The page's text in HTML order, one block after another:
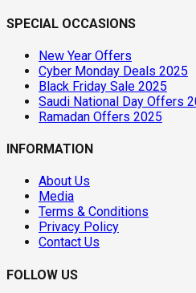
SPECIAL OCCASIONS
New Year Offers
Cyber Monday Deals 2025
Black Friday Sale 2025
Saudi National Day Offers
Ramadan Offers 2025
INFORMATION
About Us
Media
Terms & Conditions
Privacy Policy
Contact Us
FOLLOW US